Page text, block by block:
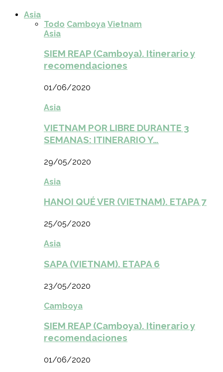
Asia
Todo Camboya Vietnam
Asia
SIEM REAP (Camboya). Itinerario y
recomendaciones
01/06/2020
Asia
VIETNAM POR LIBRE DURANTE 3
SEMANAS: ITINERARIO Y…
29/05/2020
Asia
HANOI QUÉ VER (VIETNAM). ETAPA 7
25/05/2020
Asia
SAPA (VIETNAM). ETAPA 6
23/05/2020
Camboya
SIEM REAP (Camboya). Itinerario y
recomendaciones
01/06/2020